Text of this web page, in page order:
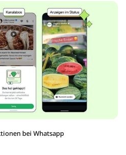
bei Whatsapp